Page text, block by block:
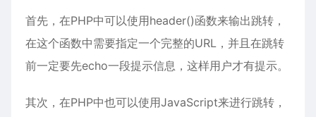
首先，在PHP中可以使用header()函数来输出跳转，
在这个函数中需要指定一个完整的URL，并且在跳转
前一定要先echo一段提示信息，这样用户才有提示。
其次，在PHP中也可以使用JavaScript来进行跳转，